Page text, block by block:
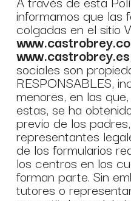
informamos que las
colgadas en el sitio
www.castrobrey.es
sociales son
RESPONSABLES,
menores, en las
estas, se ha
previo de los
representantes
de los formularios
los centros en los
forman parte. Sin
tutores o